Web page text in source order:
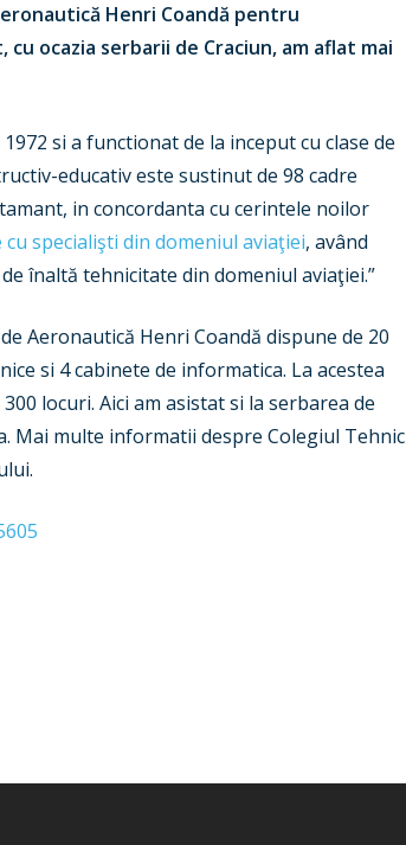
Henri Coandă pentru
ocazia serbarii de Craciun, am aflat mai
si a functionat de la inceput cu clase de
educativ este sustinut de 98 cadre
in concordanta cu cerintele noilor
specialişti din domeniul aviaţiei, având
înaltă tehnicitate din domeniul aviaţiei.”
Aeronautică Henri Coandă dispune de 20
si 4 cabinete de informatica. La acestea
locuri. Aici am asistat si la serbarea de
Mai multe informatii despre Colegiul Tehnic